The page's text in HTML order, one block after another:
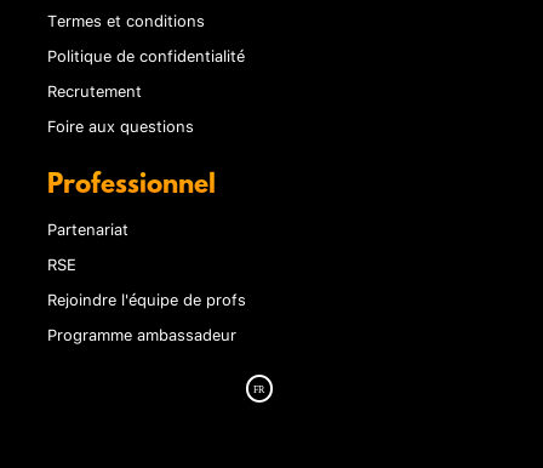
Termes et conditions
Politique de confidentialité
Recrutement
Foire aux questions
Professionnel
Partenariat
RSE
Rejoindre l'équipe de profs
Programme ambassadeur